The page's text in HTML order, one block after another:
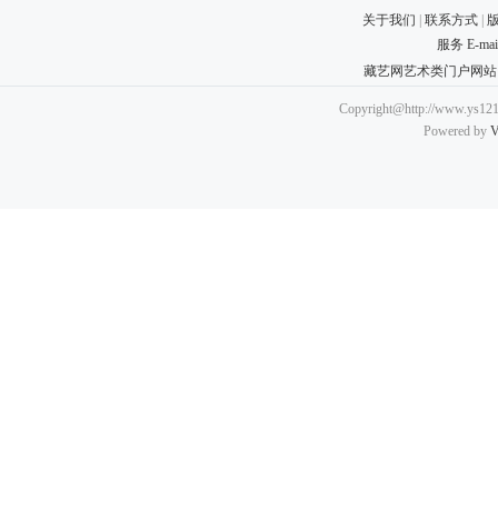
关于我们 联系方式
服务 E-
藏艺网艺术类门户网
Copyright@http://
Powered by